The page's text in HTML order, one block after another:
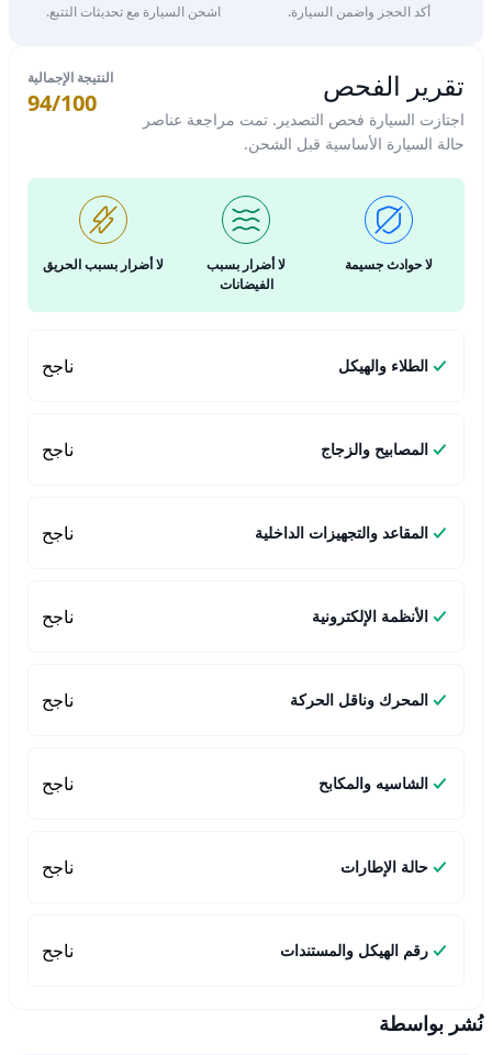
أكد الحجز واضمن السيارة. اشحن السيارة مع تحديثات التتبع.
تقرير الفحص
اجتازت السيارة فحص التصدير. تمت مراجعة عناصر
حالة السيارة الأساسية قبل الشحن.
النتيجة الإجمالية
94/100
لا حوادث جسيمة
لا أضرار بسبب
الفيضانات
لا أضرار بسبب الحريق
الطلاء والهيكل ناجح
المصابيح والزجاج ناجح
المقاعد والتجهيزات الداخلية ناجح
الأنظمة الإلكترونية ناجح
المحرك وناقل الحركة ناجح
الشاسيه والمكابح ناجح
حالة الإطارات ناجح
رقم الهيكل والمستندات ناجح
نُشر بواسطة